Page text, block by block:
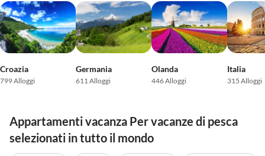
Croazia
799 Alloggi
Germania
611 Alloggi
Olanda
446 Alloggi
Italia
315 Alloggi
Appartamenti vacanza Per vacanze di pesca
selezionati in tutto il mondo